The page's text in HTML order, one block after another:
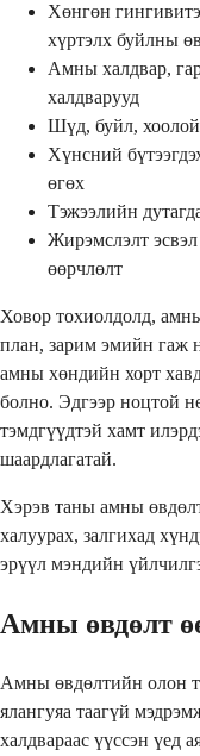
Хөнгөн
хүртэлх буйлны
Амны халдвар,
халдварууд
Шүд, буйл,
Хүнсний
өгөх
Тэжээлийн
Жирэмслэлт
өөрчлөлт
Ховор тохиолдолд,
план, зарим эмийн гаж
амны хөндийн хорт
болно. Эдгээр ноцтой
тэмдгүүдтэй хамт
шаардлагатай.
Хэрэв таны амны
халуурах, залгихад
эрүүл мэндийн
Амны өвдөлт
Амны өвдөлтийн олон
ялангуяа таагүй
халдвараас үүссэн үед